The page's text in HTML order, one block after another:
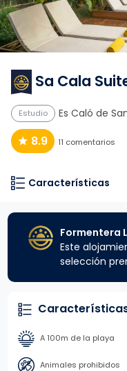
Sa Cala
Estudio Es Caló de
8.9 11 comentarios
Características
Formentera
Este
selección
A 100m de la playa
Animales prohibidos